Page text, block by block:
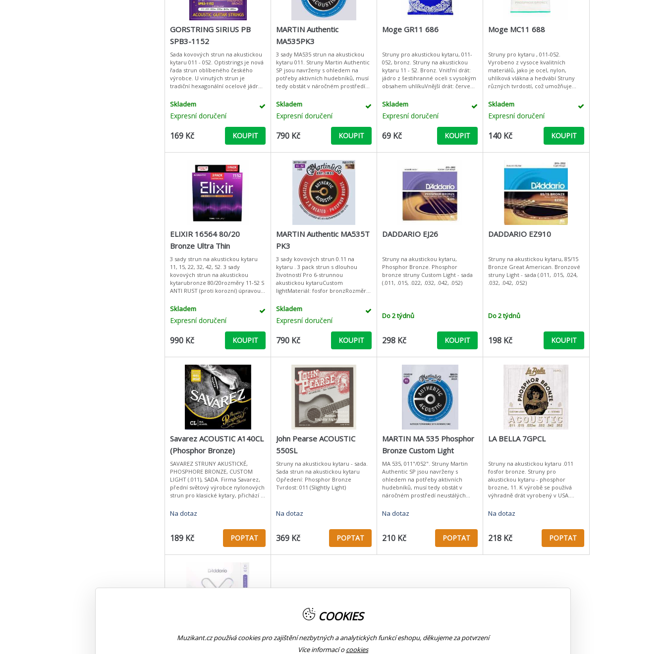
GORSTRING SIRIUS PB
SPB3-1152
Sada kovových strun na akustickou
kytaru 011 - 052. Optistrings je nová
řada strun oblíbeného českého
výrobce. U vinutých strun je
tradiční hexagonální ocelové jádro
slitiny. Nově jso
Skladem
Expresní doručení
169 Kč KOUPIT
MARTIN Authentic
MA535PK3
3 sady MA535 strun na akustickou
kytaru 011. Struny Martin Authentic
SP jsou navrženy s ohledem na
potřeby aktivních hudebníků, musí
tedy obstát v náročném prostředí
Jejich základem je oce
Skladem
Expresní doručení
790 Kč KOUPIT
Moge GR11 686
Struny pro akustickou kytaru, 011-
052, bronz. Struny na akustickou
kytaru 11 - 52. Bronz. Vnitřní drát:
jádro z šestihranné oceli s vysokým
obsahem uhlíkuVnější drát: červená
Skladem
Expresní doručení
69 Kč KOUPIT
Moge MC11 688
Struny pro kytaru , 011-052.
Vyrobeno z vysoce kvalitních
materiálů, jako je ocel, nylon,
uhlíková vlákna a hedvábí Struny
různých tvrdostí, což umožňuje
potřebám a preferencím Precizní
Skladem
Expresní doručení
140 Kč KOUPIT
ELIXIR 16564 80/20
Bronze Ultra Thin
NANOWEB® Coating
Custom Light 3Pack
3 sady strun na akustickou kytaru
11, 15, 22, 32, 42, 52. 3 sady
kovových strun na akustickou
kytarubronze 80/20rozměry 11-52 S
ANTI RUST (proti korozní) úpravou
pokovování zabraňuje kor
Skladem
Expresní doručení
990 Kč KOUPIT
MARTIN Authentic MA535T
PK3
3 sady kovových strun 0.11 na
kytaru . 3 pack strun s dlouhou
životností Pro 6-strunnou
akustickou kytaruCustom
lightMateriál: fosfor bronzRozměry:
052Lifespan 2.0
Skladem
Expresní doručení
790 Kč KOUPIT
DADDARIO EJ26
Struny na akustickou kytaru,
Phosphor Bronze. Phosphor
bronze struny Custom Light - sada
(.011, .015, .022, .032, .042, .052)
Do 2 týdnů
298 Kč KOUPIT
DADDARIO EZ910
Struny na akustickou kytaru, 85/15
Bronze Great American. Bronzové
struny Light - sada (.011, .015, .024,
.032, .042, .052)
Do 2 týdnů
198 Kč KOUPIT
Savarez ACOUSTIC A140CL
(Phosphor Bronze)
SAVAREZ STRUNY AKUSTICKÉ,
PHOSPHORE BRONZE, CUSTOM
LIGHT (.011), SADA. Firma Savarez,
přední světový výrobce nylonových
strun pro klasické kytary, přichází s
pro akustické kytary. Díky b
Na dotaz
189 Kč POPTAT
John Pearse ACOUSTIC
550SL
Struny na akustickou kytaru - sada.
Sada strun na akustickou kytaru
Opředení: Phosphor Bronze
Tvrdost: 011 (Slightly Light)
Na dotaz
369 Kč POPTAT
MARTIN MA 535 Phosphor
Bronze Custom Light
MA 535, 011"/052". Struny Martin
Authentic SP jsou navrženy s
ohledem na potřeby aktivních
hudebníků, musí tedy obstát v
náročném prostředí neustálých
základem je ocelové jádro s
Na dotaz
210 Kč POPTAT
LA BELLA 7GPCL
Struny na akustickou kytaru .011
fosfor bronze. Struny pro
akustickou kytaru - phosphor
brozne, 11. K výrobě se používá
výhradně drát vyrobený v USA.
povrchovou úpravou. U ovinutých
Na dotaz
218 Kč POPTAT
DADDARIO XSAPB1152
COOKIES
Muzikant.cz používá cookies pro zajištění nezbytných a analytických funkcí eshopu, děkujeme za potvrzení
Více informací ocookies